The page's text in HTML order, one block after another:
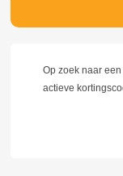
Op zoek naar
actieve